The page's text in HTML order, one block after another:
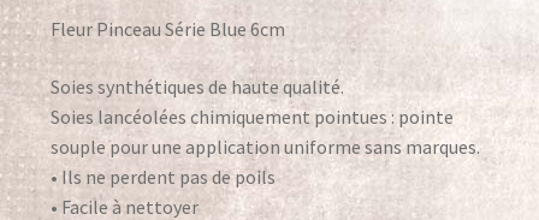
Pete Davies Lampes et Veilleuses
décoratives
Powercolor
StoneArt
Fleur Pinceau Série Blue 6cm
Soies synthétiques de haute qualité.
Soies lancéolées chimiquement pointues : pointe
souple pour une application uniforme sans marques.
• Ils ne perdent pas de poils
• Facile à nettoyer